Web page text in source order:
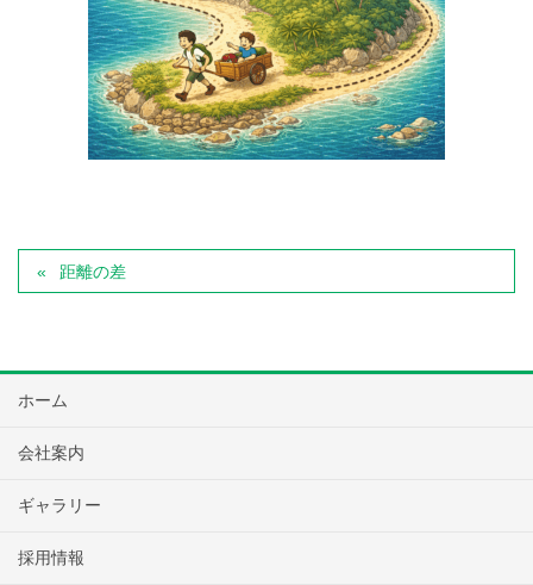
距離の差
ホーム
会社案内
ギャラリー
採用情報